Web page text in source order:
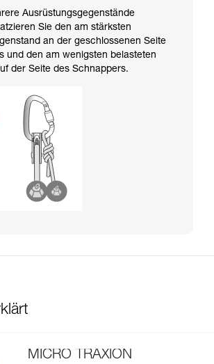
Ausrüstungsgegenstände
Sie den am stärksten
an der geschlossenen Seite
und den am wenigsten belasteten
der Seite des Schnappers.
MICRO TRAXION